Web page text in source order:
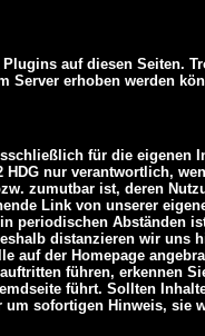
auf diesen Seiten.
Server erhoben werden
für die
HDG nur verantwortlich,
zumutbar ist, deren
Link von unserer
periodischen Abständen
distanzieren wir uns
auf der Homepage
führen, erkennen
führt. Sollten
um sofortigen Hinweis, sie